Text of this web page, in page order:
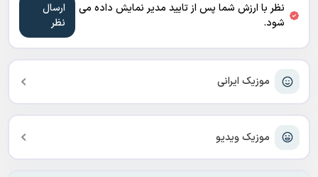
موزیک ایرانی
موزیک ویدیو
نظر با ارزش شما پس از تایید مدیر نمایش داده می
شود.